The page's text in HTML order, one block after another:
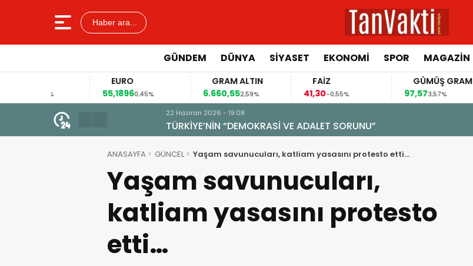
Haber ara...
GÜNDEM DÜNYA SİYASET EKONOMİ SPOR MAGAZİN
EURO
55,1896
0,45%
GRAM ALTIN
6.660,552,59%
FAİZ
41,30
-0,55%
GÜMÜŞ GRAM
97,57
3,57%
22 Haziran 2026 - 19:08
TÜRKİYE’NİN “DEMOKRASİ VE ADALET SORUNU”
ANASAYFA GÜNCEL Yaşam savunucuları, katliam yasasını protesto etti…
Yaşam savunucuları,
katliam yasasını protesto
etti…